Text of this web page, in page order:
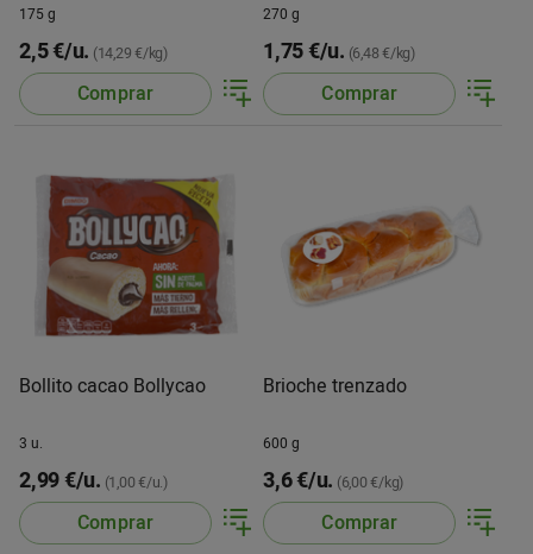
175 g
2,5 €/u. (14,29 €/kg)
Comprar
270 g
1,75 €/u. (6,48 €/kg)
Comprar
Bollito cacao Bollycao
3 u.
2,99 €/u. (1,00 €/u.)
Comprar
Brioche trenzado
600 g
3,6 €/u. (6,00 €/kg)
Comprar